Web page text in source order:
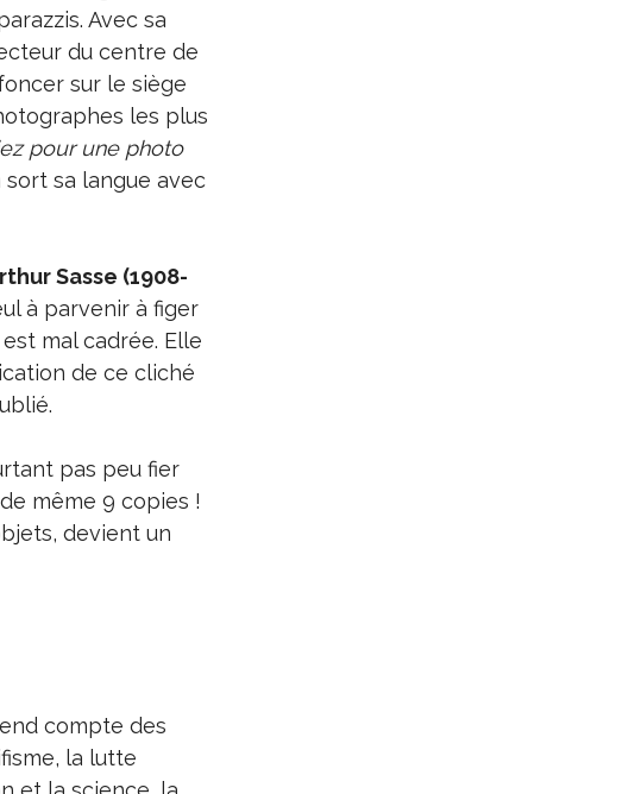
Avec sa
du centre de
sur le siège
les plus
pour une photo
sort sa langue avec
Sasse (1908-
à parvenir à figer
mal cadrée. Elle
de ce cliché
pas peu fier
même 9 copies !
devient un
compte des
la lutte